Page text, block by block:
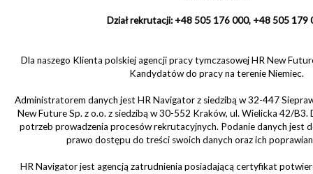
Dział rekrutacji: +48 505 176 000, +48 505 179
Dla naszego Klienta polskiej agencji pracy tymczasowej HR New
Kandydatów do pracy na terenie Niemiec.
Administratorem danych jest HR Navigator z siedzibą w 32-447
New Future Sp. z o.o. z siedzibą w 30-552 Kraków, ul. Wielicka 42/B3.
potrzeb prowadzenia procesów rekrutacyjnych. Podanie danych jest
prawo dostępu do treści swoich danych oraz ich
HR Navigator jest agencją zatrudnienia posiadającą certyfikat